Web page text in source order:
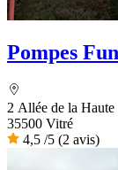
Pompes
2 Allée de la Haute
35500 Vitré
4,5 /5 (2 avis)